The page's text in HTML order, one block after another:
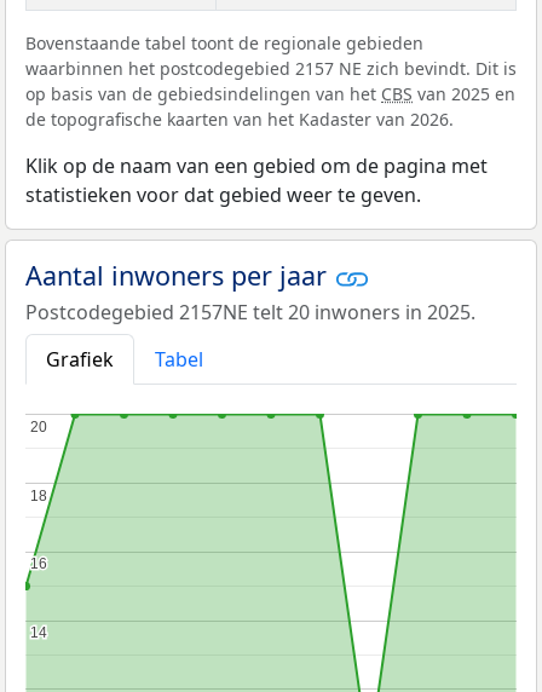
Bovenstaande tabel toont de regionale gebieden
waarbinnen het postcodegebied 2157 NE zich bevindt. Dit is
op basis van de gebiedsindelingen van het CBS van 2025 en
de topografische kaarten van het Kadaster van 2026.
Klik op de naam van een gebied om de pagina met
statistieken voor dat gebied weer te geven.
Aantal inwoners per jaar
Postcodegebied 2157NE telt 20 inwoners in 2025.
Grafiek
Tabel
14
14
16
16
18
18
20
20